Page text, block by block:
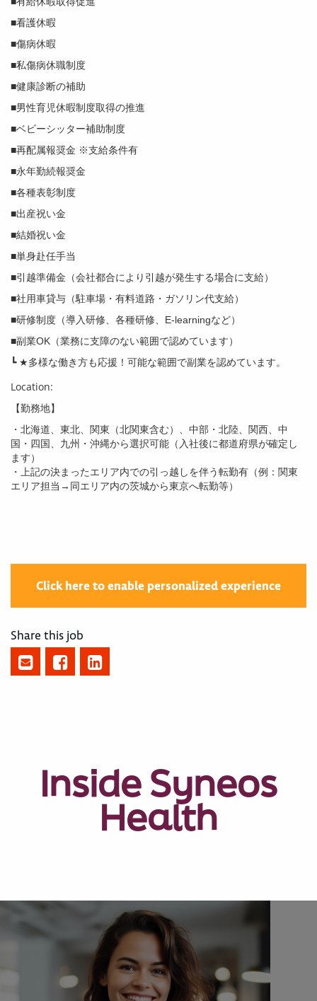
■看護休暇
■傷病休暇
■私傷病休職制度
■健康診断の補助
■男性育児休暇制度取得の推進
■ベビーシッター補助制度
■再配属報奨金 ※支給条件有
■永年勤続報奨金
■各種表彰制度
■出産祝い金
■結婚祝い金
■単身赴任手当
■引越準備金（会社都合により引越が発生する場合に支給）
■社用車貸与（駐車場・有料道路・ガソリン代支給）
■研修制度（導入研修、各種研修、E-learningなど）
■副業OK（業務に支障のない範囲で認めています）
┗ ★多様な働き方も応援！可能な範囲で副業を認めています。
Location:
【勤務地】
・北海道、東北、関東（北関東含む）、中部・北陸、関西、中
国・四国、九州・沖縄から選択可能（入社後に都道府県が確定し
ます）
・上記の決まったエリア内での引っ越しを伴う転勤有（例：関東
エリア担当→同エリア内の茨城から東京へ転勤等）
Click here to enable personalized experience
Share this job
Inside Syneos
Health